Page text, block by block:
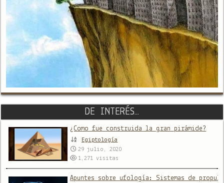
DE INTERÉS…
¿Como fue construida la gran pirámide?
Egiptología
29 julio, 2020
1,271visitas
Apuntes sobre ufología: Sistemas de